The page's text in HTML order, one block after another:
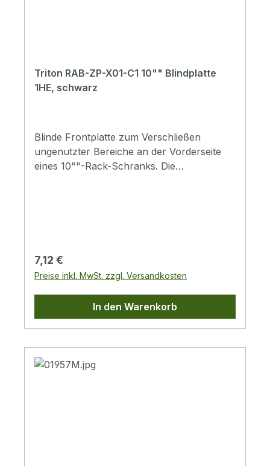
Triton RAB-ZP-X01-C1 10"" Blindplatte
1HE, schwarz
Blinde Frontplatte zum Verschließen
ungenutzter Bereiche an der Vorderseite
eines 10""-Rack-Schranks. Die
(10"")Material: StahlblechGeliefert mit: 4x
M6x10 Schraube, 4x Kunststoffscheibe, 4x
M6 Käfigmuttern
Regulärer Preis:
7,12 €
Preise inkl. MwSt. zzgl. Versandkosten
In den Warenkorb